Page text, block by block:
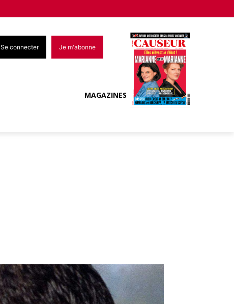
Se connecter Je m'abonne
MAGAZINES